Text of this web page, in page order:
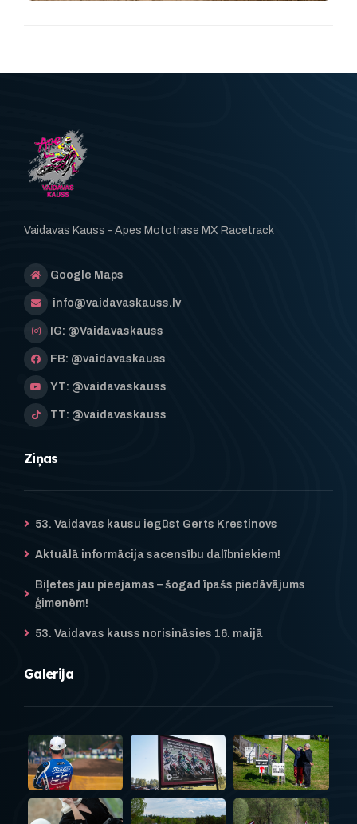
Vaidavas Kauss - Apes Mototrase MX Racetrack
Google Maps
info@vaidavaskauss.lv
IG: @Vaidavaskauss
FB: @vaidavaskauss
YT: @vaidavaskauss
TT: @vaidavaskauss
Ziņas
53. Vaidavas kausu iegūst Gerts Krestinovs
Aktuālā informācija sacensību dalībniekiem!
Biļetes jau pieejamas – šogad īpašs piedāvājums
ģimenēm!
53. Vaidavas kauss norisināsies 16. maijā
Galerija